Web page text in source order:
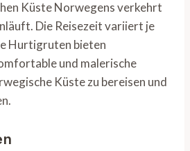
Küste Norwegens verkehrt
Die Reisezeit variiert je
Hurtigruten bieten
und malerische
Küste zu bereisen und